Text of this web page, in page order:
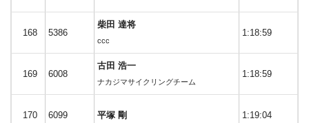
168 5386
柴田 達将
ccc
1:18:59
169 6008
古田 浩一
ナカジマサイクリングチーム
1:18:59
170 6099 平塚 剛 1:19:04